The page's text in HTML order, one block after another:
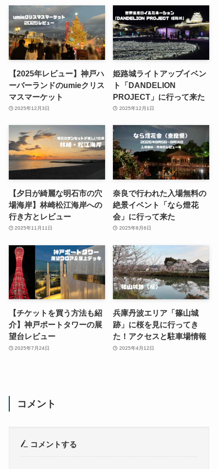
【2025年レビュー】神戸ハ
ーバーランドのumieクリス
マスマーケット
2025年12月3日
姫路城ライトアップイベン
ト「DANDELION
PROJECT」に行って来た
2025年12月1日
【夕日が綺麗な明石市の穴
場海岸】林崎松江海岸への
行き方とレビュー
2025年11月11日
奈良で行われた入場無料の
絶景イベント「なら燈花
会」に行って来た
2025年8月6日
【チケットを買う方法も紹
介】神戸ポートタワーの展
望台レビュー
2025年7月24日
兵庫丹波エリア「篠山城
跡」に桜を見に行ってき
た！アクセスと駐車場情報
2025年4月12日
コメント
コメントする